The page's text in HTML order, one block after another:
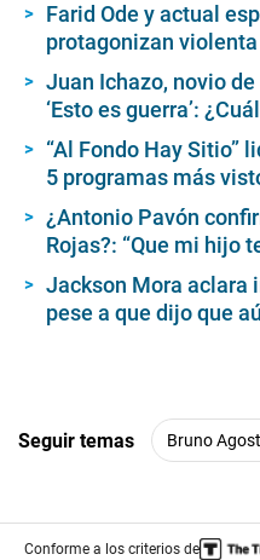
Farid Ode y actual
protagonizan
Juan Ichazo, novio
‘Esto es guerra’:
“Al Fondo Hay Sitio”
5 programas más
¿Antonio Pavón
Rojas?: “Que mi hijo
Jackson Mora aclara
pese a que dijo que
Seguir temas Bruno
Conforme a los criterios de